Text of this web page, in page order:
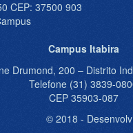
CEP: 37500 903
Campus Itabira
Drumond, 200 – Distrito
Telefone (31) 3839-
CEP 35903-087
© 2018 -